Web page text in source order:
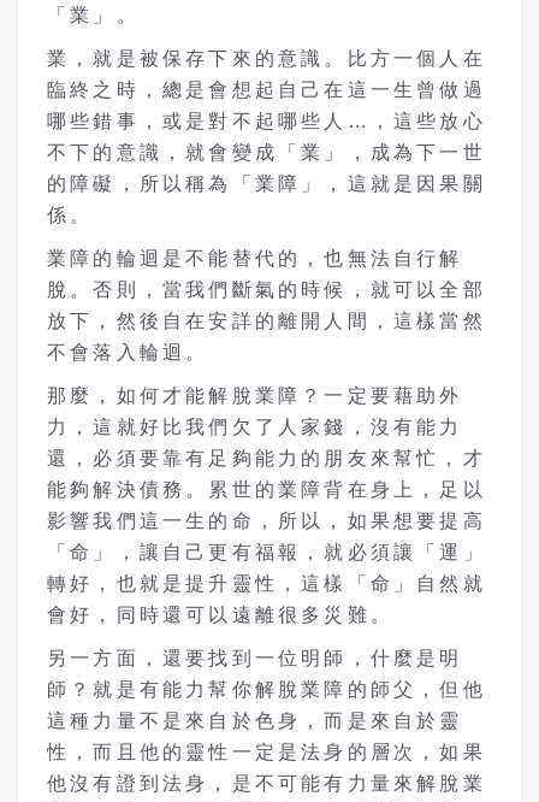
「業」。
業，就是被保存下來的意識。比方一個人在
臨終之時，總是會想起自己在這一生曾做過
哪些錯事，或是對不起哪些人…，這些放心
不下的意識，就會變成「業」，成為下一世
的障礙，所以稱為「業障」，這就是因果關
係。
業障的輪迴是不能替代的，也無法自行解
脫。否則，當我們斷氣的時候，就可以全部
放下，然後自在安詳的離開人間，這樣當然
不會落入輪迴。
那麼，如何才能解脫業障？一定要藉助外
力，這就好比我們欠了人家錢，沒有能力
還，必須要靠有足夠能力的朋友來幫忙，才
能夠解決債務。累世的業障背在身上，足以
影響我們這一生的命，所以，如果想要提高
「命」，讓自己更有福報，就必須讓「運」
轉好，也就是提升靈性，這樣「命」自然就
會好，同時還可以遠離很多災難。
另一方面，還要找到一位明師，什麼是明
師？就是有能力幫你解脫業障的師父，但他
這種力量不是來自於色身，而是來自於靈
性，而且他的靈性一定是法身的層次，如果
他沒有證到法身，是不可能有力量來解脫業